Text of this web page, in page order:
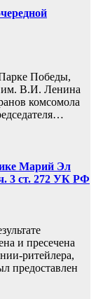
Победы,
им. В.И. Ленина
комсомола
Марий Эл
3 ст. 272 УК РФ
и пресечена
ритейлера,
предоставлен